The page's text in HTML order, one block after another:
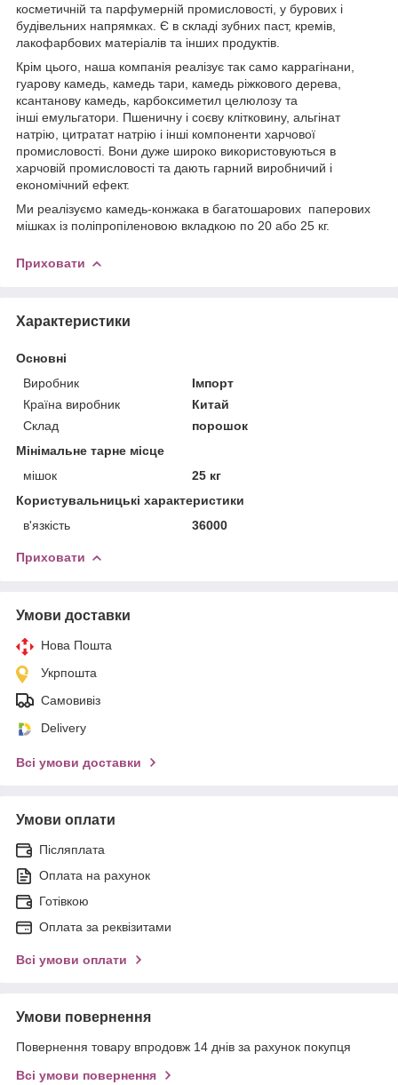
косметичній та парфумерній промисловості, у бурових і
будівельних напрямках. Є в складі зубних паст, кремів,
лакофарбових матеріалів та інших продуктів.
Крім цього, наша компанія реалізує так само каррагінани,
гуарову камедь, камедь тари, камедь ріжкового дерева,
ксантанову камедь, карбоксиметил целюлозу та
інші емульгатори. Пшеничну і соєву клітковину, альгінат
натрію, цитратат натрію і інші компоненти харчової
промисловості. Вони дуже широко використовуються в
харчовій промисловості та дають гарний виробничий і
економічний ефект.
Ми реалізуємо камедь-конжака в багатошарових паперових
мішках із поліпропіленовою вкладкою по 20 або 25 кг.
Приховати
Характеристики
Основні
Виробник
Імпорт
Країна виробник
Китай
Склад
порошок
Мінімальне тарне місце
мішок
25 кг
Користувальницькі характеристики
в'язкість
36000
Приховати
Умови доставки
Нова Пошта
Укрпошта
Самовивіз
Delivery
Всі умови доставки
Умови оплати
Післяплата
Оплата на рахунок
Готівкою
Оплата за реквізитами
Всі умови оплати
Умови повернення
Повернення товару впродовж 14 днів за рахунок покупця
Всі умови повернення